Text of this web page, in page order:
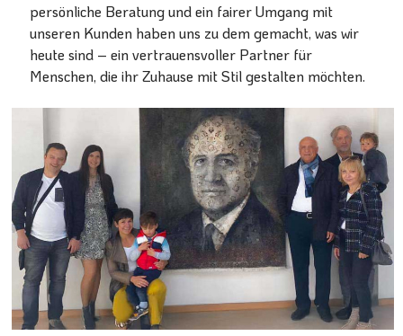
persönliche Beratung und ein fairer Umgang mit
unseren Kunden haben uns zu dem gemacht, was wir
heute sind – ein vertrauensvoller Partner für
Menschen, die ihr Zuhause mit Stil gestalten möchten.